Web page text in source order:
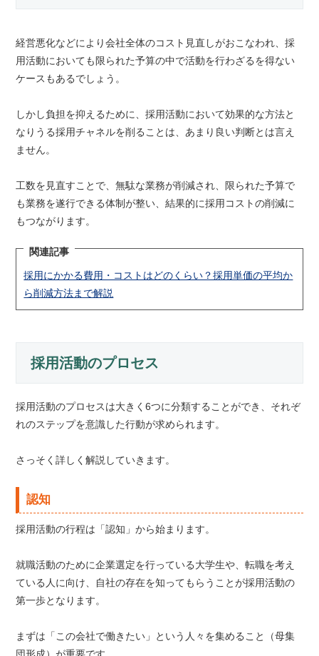
経営悪化などにより会社全体のコスト見直しがおこなわれ、採
用活動においても限られた予算の中で活動を行わざるを得ない
ケースもあるでしょう。
しかし負担を抑えるために、採用活動において効果的な方法と
なりうる採用チャネルを削ることは、あまり良い判断とは言え
ません。
工数を見直すことで、無駄な業務が削減され、限られた予算で
も業務を遂行できる体制が整い、結果的に採用コストの削減に
もつながります。
関連記事
採用にかかる費用・コストはどのくらい？採用単価の平均か
ら削減方法まで解説
採用活動のプロセス
採用活動のプロセスは大きく6つに分類することができ、それぞ
れのステップを意識した行動が求められます。
さっそく詳しく解説していきます。
認知
採用活動の行程は「認知」から始まります。
就職活動のために企業選定を行っている大学生や、転職を考え
ている人に向け、自社の存在を知ってもらうことが採用活動の
第一歩となります。
まずは「この会社で働きたい」という人々を集めること（母集